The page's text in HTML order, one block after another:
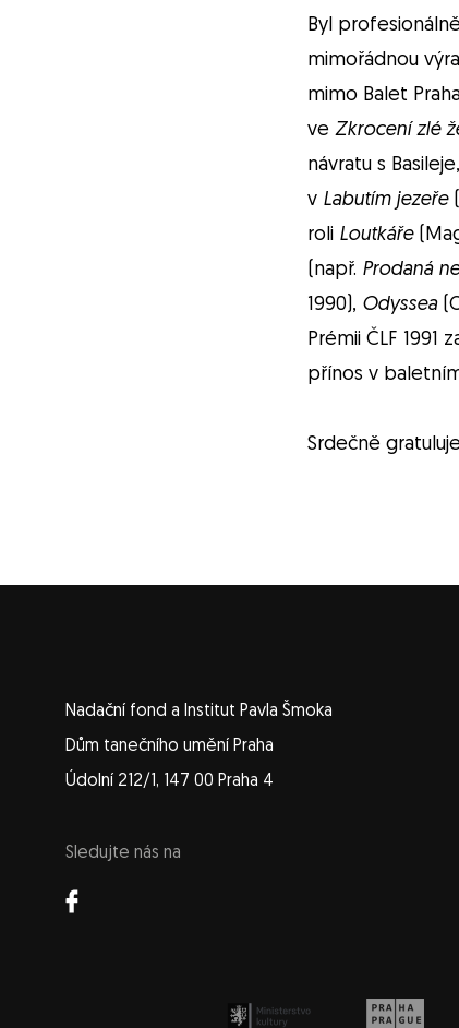
Byl
mimořádnou
mimo Balet
ve Zkrocení zlé
návratu s
v Labutím jezeře
roli Loutkáře
(např. Prodaná
1990), Odyssea
Prémii ČLF
přínos v
Srdečně
Nadační fond a Institut Pavla Šmoka
Dům tanečního umění Praha
Údolní 212/1, 147 00 Praha 4
Sledujte nás na